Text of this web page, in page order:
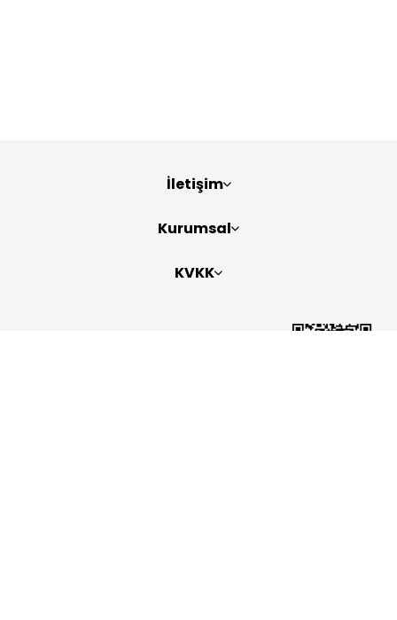
İletişim
Kurumsal
KVKK